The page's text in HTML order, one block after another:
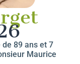
de 89 ans et 7
Maurice